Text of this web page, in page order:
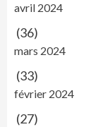
avril 2024
(36)
mars 2024
(33)
février 2024
(27)